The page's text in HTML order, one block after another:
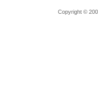
Copyright ©